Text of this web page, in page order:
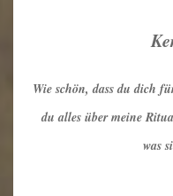
Wie schön, dass du dich
du alles über meine
was